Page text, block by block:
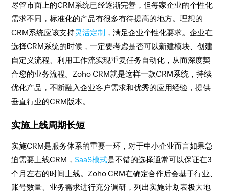
尽管市面上的CRM系统已经逐渐完善，但每家企业的个性化
需求不同，标准化的产品有很多有待提高的地方。理想的
CRM系统应该支持灵活定制 ，满足企业个性化要求。企业在
选择CRM系统的时候，一定要考虑是否可以新建模块、创建
自定义流程、利用工作流实现重复任务自动化，从而深度契
合您的业务流程。Zoho CRM就是这样一款CRM系统，持续
优化产品，不断融入企业客户需求和优秀的应用经验，提供
垂直行业的CRM版本。
实施上线周期长短
实施CRM是服务体系的重要一环，对于中小企业而言如果急
迫需要上线CRM，SaaS模式是不错的选择通常可以保证在3
个月左右的时间上线。Zoho CRM在确定合作后会基于行业、
账号数量、业务需求进行充分调研，列出实施计划表极大地